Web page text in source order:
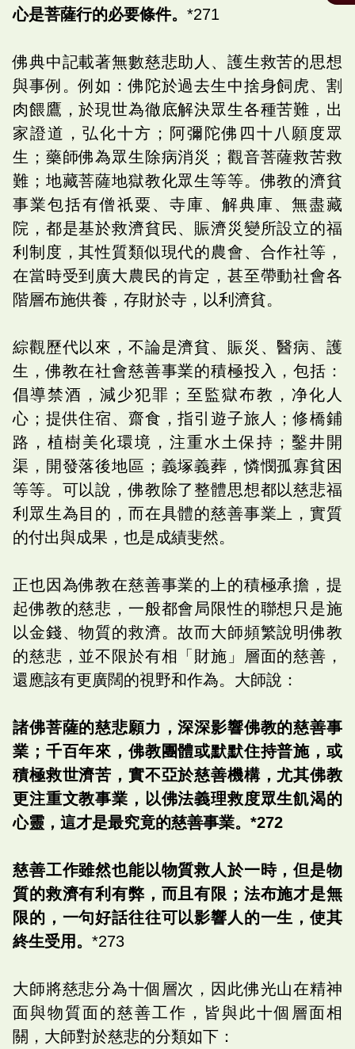
心是菩薩行的必要條件。 *271
佛典中記載著無數慈悲助人、護生救苦的思想
與事例。例如：佛陀於過去生中捨身飼虎、割
肉餵鷹，於現世為徹底解決眾生各種苦難，出
家證道，弘化十方；阿彌陀佛四十八願度眾
生；藥師佛為眾生除病消災；觀音菩薩救苦救
難；地藏菩薩地獄教化眾生等等。佛教的濟貧
事業包括有僧祇粟、寺庫、解典庫、無盡藏
院，都是基於救濟貧民、賑濟災變所設立的福
利制度，其性質類似現代的農會、合作社等，
在當時受到廣大農民的肯定，甚至帶動社會各
階層布施供養，存財於寺，以利濟貧。
綜觀歷代以來，不論是濟貧、賑災、醫病、護
生，佛教在社會慈善事業的積極投入，包括：
倡導禁酒，減少犯罪；至監獄布教，净化人
心；提供住宿、齋食，指引遊子旅人；修橋鋪
路，植樹美化環境，注重水土保持；鑿井開
渠，開發落後地區；義塚義葬，憐憫孤寡貧困
等等。可以說，佛教除了整體思想都以慈悲福
利眾生為目的，而在具體的慈善事業上，實質
的付出與成果，也是成績斐然。
正也因為佛教在慈善事業的上的積極承擔，提
起佛教的慈悲，一般都會局限性的聯想只是施
以金錢、物質的救濟。故而大師頻繁說明佛教
的慈悲，並不限於有相「財施」層面的慈善，
還應該有更廣闊的視野和作為。大師說：
諸佛菩薩的慈悲願力，深深影響佛教的慈善事
業；千百年來，佛教團體或默默住持普施，或
積極救世濟苦，實不亞於慈善機構，尤其佛教
更注重文教事業，以佛法義理救度眾生飢渴的
心靈，這才是最究竟的慈善事業。*272
慈善工作雖然也能以物質救人於一時，但是物
質的救濟有利有弊，而且有限；法布施才是無
限的，一句好話往往可以影響人的一生，使其
終生受用。 *273
大師將慈悲分為十個層次，因此佛光山在精神
面與物質面的慈善工作，皆與此十個層面相
關，大師對於慈悲的分類如下：